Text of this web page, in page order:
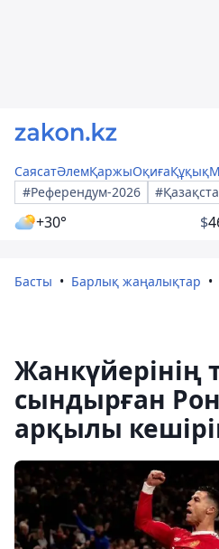
СаясатӘлемҚаржыОқиғаҚұқық
#Референдум-2026
+30° $
Басты Барлық жаңалықтар
Жанкүйерінің
сындырған
арқылы